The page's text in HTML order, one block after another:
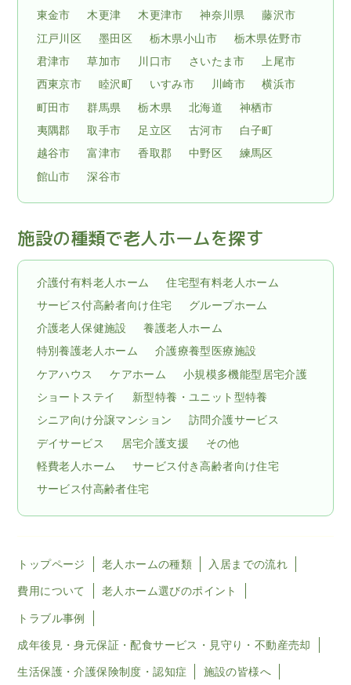
東金市
木更津 木更津市 神奈川県
藤沢市
江戸川区
墨田区 栃木県小山市
栃木県佐野市
君津市
草加市 川口市 さいたま市
上尾市
西東京市
睦沢町 いすみ市 川崎市
横浜市
町田市
群馬県 栃木県 北海道
神栖市
夷隅郡
取手市 足立区 古河市
白子町
越谷市
富津市 香取郡 中野区
練馬区
館山市
深谷市
施設の種類で老人ホームを探す
介護付有料老人ホーム
住宅型有料老人ホーム
サービス付高齢者向け住宅
グループホーム
介護老人保健施設
養護老人ホーム
特別養護老人ホーム
介護療養型医療施設
ケアハウス
ケアホーム
小規模多機能型居宅介護
ショートステイ
新型特養・ユニット型特養
シニア向け分譲マンション
訪問介護サービス
デイサービス
居宅介護支援
その他
軽費老人ホーム
サービス付き高齢者向け住宅
サービス付高齢者住宅
トップページ 老人ホームの種類 入居までの流れ
費用について 老人ホーム選びのポイント
トラブル事例
成年後見・身元保証・配食サービス・見守り・不動産売却
生活保護・介護保険制度・認知症 施設の皆様へ